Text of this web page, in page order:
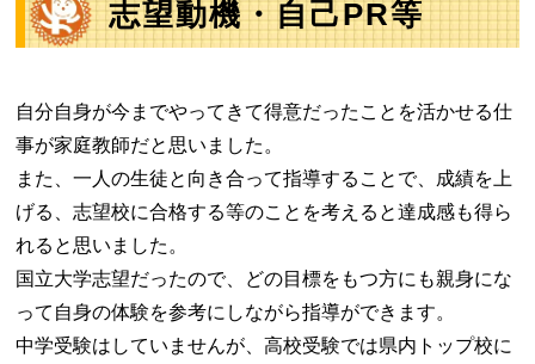
志望動機・自己PR等
自分自身が今までやってきて得意だったことを活かせる仕
事が家庭教師だと思いました。
また、一人の生徒と向き合って指導することで、成績を上
げる、志望校に合格する等のことを考えると達成感も得ら
れると思いました。
国立大学志望だったので、どの目標をもつ方にも親身にな
って自身の体験を参考にしながら指導ができます。
中学受験はしていませんが、高校受験では県内トップ校に